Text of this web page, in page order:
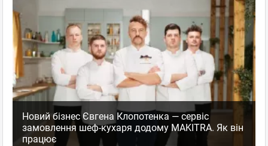
Новий бізнес Євгена Клопотенка — сервіс
замовлення шеф-кухаря додому MAKITRA. Як він
працює